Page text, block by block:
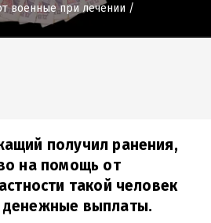
военные при лечении /
получил ранения,
на помощь от
такой человек
выплаты.